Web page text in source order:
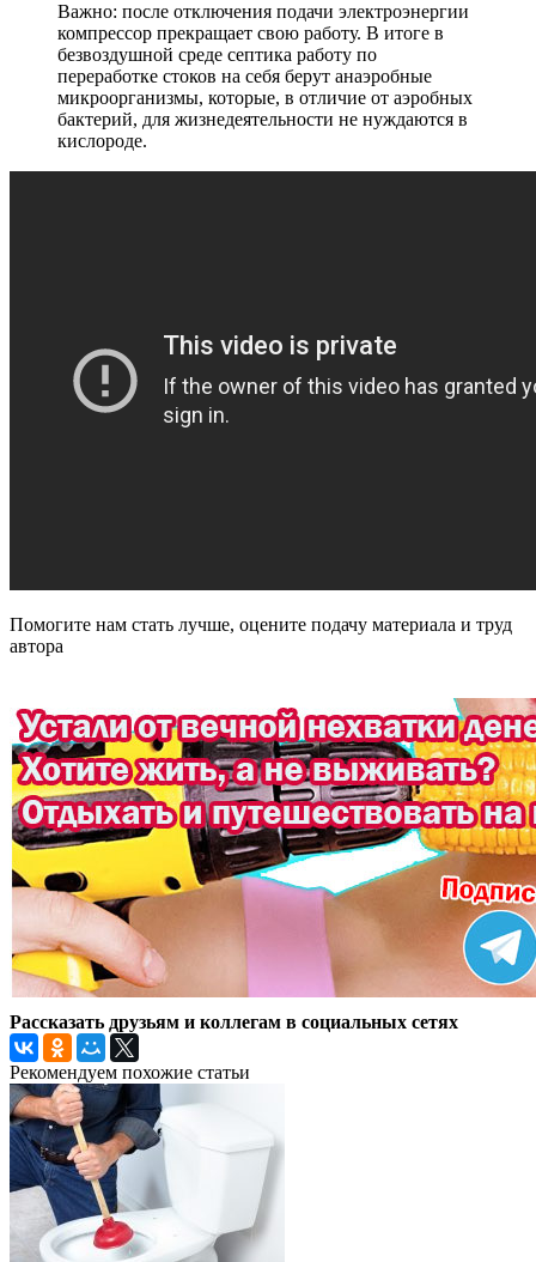
Важно: после отключения подачи электроэнергии
компрессор прекращает свою работу. В итоге в
безвоздушной среде септика работу по
переработке стоков на себя берут анаэробные
микроорганизмы, которые, в отличие от аэробных
бактерий, для жизнедеятельности не нуждаются в
кислороде.
Помогите нам стать лучше, оцените подачу материала и труд
автора
Рассказать друзьям и коллегам в социальных сетях
Рекомендуем похожие статьи